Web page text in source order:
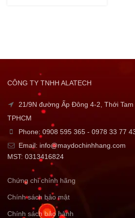
CÔNG TY TNHH ALATECH
21/9N đường Ấp Đông 4-2, Thới Tam
TPHCM
Phone: 0908 595 365 - 0978 33 77
Email: info@maydochinhhang.com
MST: 0313416824
Chứng chỉ chính hãng
Chính sách bảo mật
Chính sách bảo hành